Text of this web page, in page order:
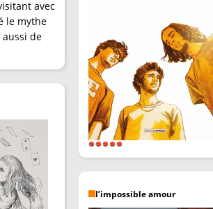
avec
le mythe
aussi de
l’impossible amour